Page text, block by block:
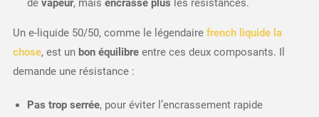
de vapeur, mais encrasse plus les résistances.
Un e-liquide 50/50, comme le légendaire french liquide la
chose, est un bon équilibreentre ces deux composants. Il
demande une résistance :
Pas trop serrée, pour éviter l’encrassement rapide